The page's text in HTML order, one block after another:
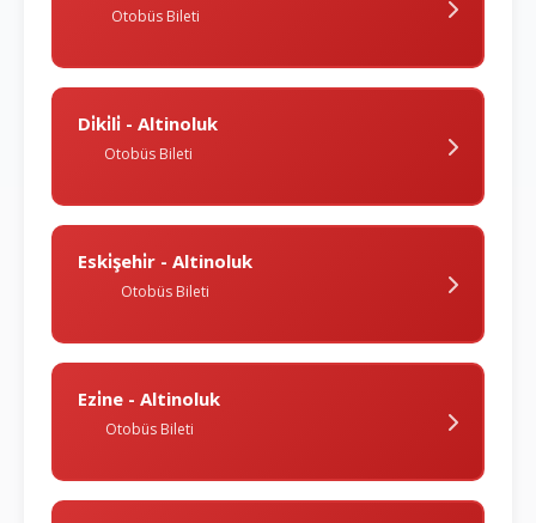
Otobüs Bileti
Di̇ki̇li̇ - Altinoluk
Otobüs Bileti
Eski̇şehi̇r - Altinoluk
Otobüs Bileti
Ezi̇ne - Altinoluk
Otobüs Bileti